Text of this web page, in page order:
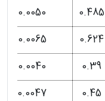
0.485
0.0050
0.624
0.0065
0.39
0.0040
0.45
0.0047